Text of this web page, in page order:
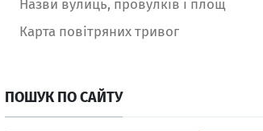
Назви вулиць, провулків і площ
Карта повітряних тривог
ПОШУК ПО САЙТУ